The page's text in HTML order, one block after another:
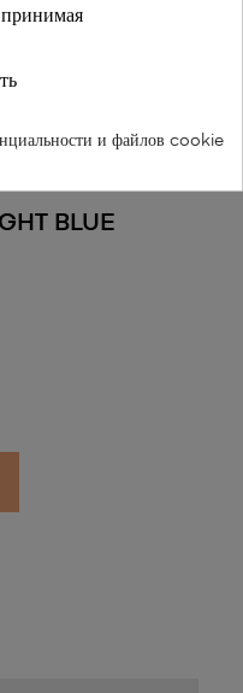
BLUE
и файлов cookie